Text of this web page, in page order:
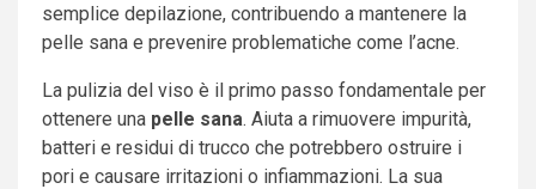
semplice depilazione, contribuendo a mantenere la
pelle sana e prevenire problematiche come l’acne.
La pulizia del viso è il primo passo fondamentale per
ottenere una pelle sana. Aiuta a rimuovere impurità,
batteri e residui di trucco che potrebbero ostruire i
pori e causare irritazioni o infiammazioni. La sua